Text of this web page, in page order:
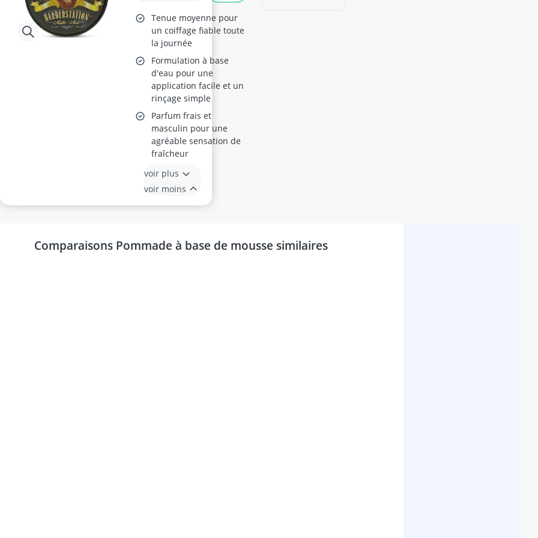
Tenue moyenne pour
un coiffage fiable toute
la journée
Formulation à base
d'eau pour une
application facile et un
rinçage simple
Parfum frais et
masculin pour une
agréable sensation de
fraîcheur
voir plus
voir moins
Comparaisons Pommade à base de mousse similaires